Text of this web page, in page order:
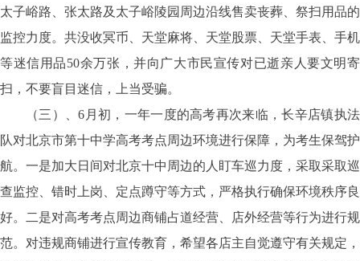
太子峪路、张太路及太子峪陵园周边沿线售卖丧葬、祭扫用品的
监控力度。共没收冥币、天堂麻将、天堂股票、天堂手表、手机
等迷信用品50余万张，并向广大市民宣传对已逝亲人要文明寄
扫，不要盲目迷信，上当受骗。
（三）、6月初，一年一度的高考再次来临，长辛店镇执法
队对北京市第十中学高考考点周边环境进行保障，为考生保驾护
航。一是加大日间对北京十中周边的人盯车巡力度，采取采取巡
查监控、错时上岗、定点蹲守等方式，严格执行确保环境秩序良
好。二是对高考考点周边商铺占道经营、店外经营等行为进行规
范。对违规商铺进行宣传教育，希望各店主自觉遵守有关规定，